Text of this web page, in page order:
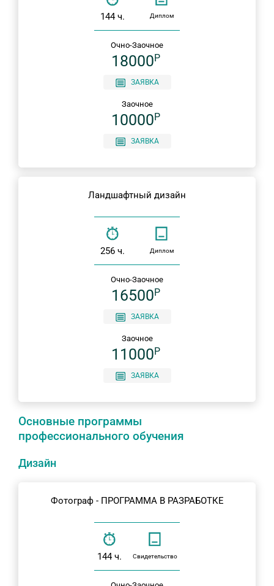
144 ч. Диплом
Очно-Заочное
18000P
ЗАЯВКА
Заочное
10000P
ЗАЯВКА
Ландшафтный дизайн
256 ч. Диплом
Очно-Заочное
16500P
ЗАЯВКА
Заочное
11000P
ЗАЯВКА
Основные программы
профессионального обучения
Дизайн
Фотограф - ПРОГРАММА В РАЗРАБОТКЕ
144 ч. Свидетельство